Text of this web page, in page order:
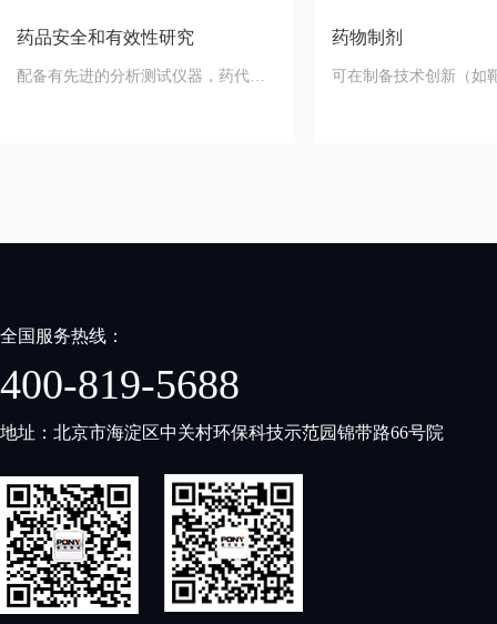
药品安全和有效性研究
配备有先进的分析测试仪器，药代和
药物制剂
可在制备技术创新（如
全国服务热线：
400-819-5688
地址：北京市海淀区中关村环保科技示范园锦带路66号院